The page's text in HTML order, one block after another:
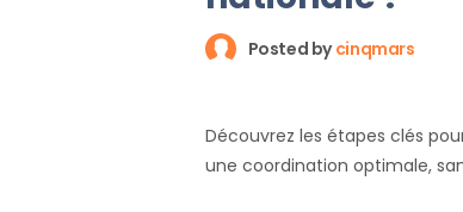
Posted bycinqmars
Découvrez les étapes clés
une coordination optimale,